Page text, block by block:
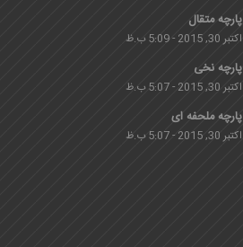
پارچه متقال
اکتبر 30, 2015 - 5:09 ب.ظ
پارچه نخی
اکتبر 30, 2015 - 5:07 ب.ظ
پارچه ملحفه ای
اکتبر 30, 2015 - 5:07 ب.ظ